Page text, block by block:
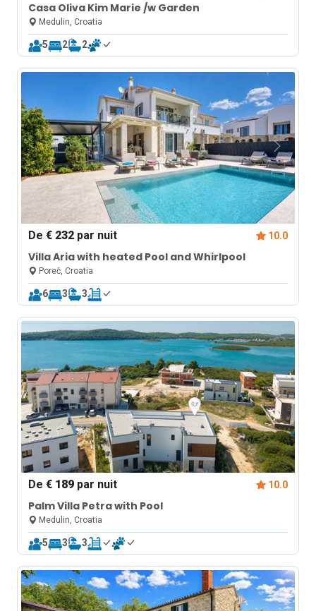
Casa Oliva Kim Marie /w Garden
Medulin, Croatia
5 2 2
De€ 232 par nuit 10.0
Villa Aria with heated Pool and Whirlpool
Poreč, Croatia
6 3 3
De€ 189 par nuit 10.0
Palm Villa Petra with Pool
Medulin, Croatia
5 3 3